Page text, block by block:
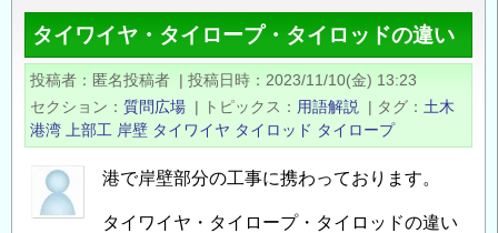
工
の
積
の
タイワイヤ・タイロープ・タイロッドの違い
投稿者 匿名投稿者 | 投稿日時
2023/11/10(金) 13:23
セクション
質問広場 | トピックス 用語解説 | タグ
土木
港湾
上部工 岸壁 タイワイヤ タイロッド タイロープ
港で岸壁部分の工事に携わっております。
タイワイヤ・タイロープ・タイロッドの違い